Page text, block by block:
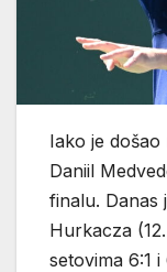
Iako je
Daniil
finalu. Danas
Hurkacza
setovima 6:1 i